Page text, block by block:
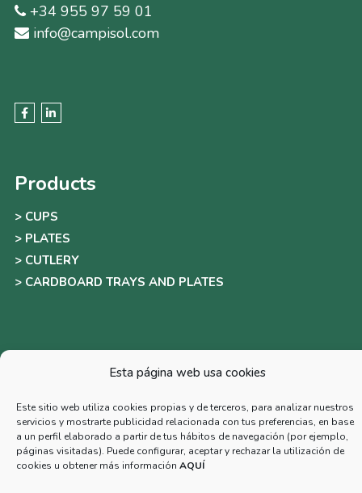
Esta página web usa cookies
Este sitio web utiliza cookies propias y de terceros, para analizar nuestros
servicios y mostrarte publicidad relacionada con tus preferencias, en base
a un perfil elaborado a partir de tus hábitos de navegación (por ejemplo,
páginas visitadas). Puede configurar, aceptar y rechazar la utilización de
cookies u obtener más información AQUÍ
+34 955 97 59 01
info@campisol.com
Products
> CUPS
> PLATES
> CUTLERY
> CARDBOARD TRAYS AND PLATES
Newsletter